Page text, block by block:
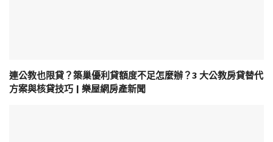
連公教也限貸？築巢優利貸額度不足怎麼辦？3 大公教房貸替代
方案與核貸技巧 | 樂屋網房產新聞